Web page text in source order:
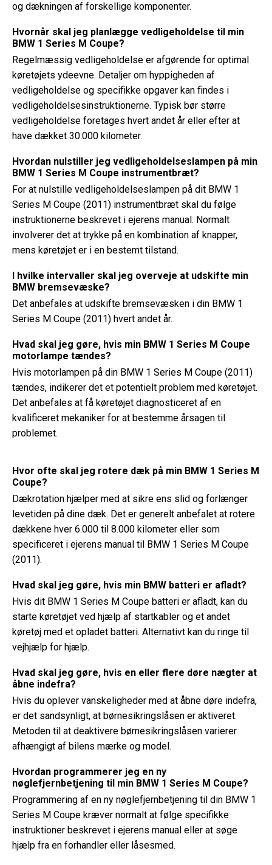
og dækningen af ​​forskellige komponenter.
Hvornår skal jeg planlægge vedligeholdelse til min
BMW 1 Series M Coupe?
Regelmæssig vedligeholdelse er afgørende for optimal
køretøjets ydeevne. Detaljer om hyppigheden af ​​
vedligeholdelse og specifikke opgaver kan findes i
vedligeholdelsesinstruktionerne. Typisk bør større
vedligeholdelse foretages hvert andet år eller efter at
have dækket 30.000 kilometer.
Hvordan nulstiller jeg vedligeholdelseslampen på min
BMW 1 Series M Coupe instrumentbræt?
For at nulstille vedligeholdelseslampen på dit BMW 1
Series M Coupe (2011) instrumentbræt skal du følge
instruktionerne beskrevet i ejerens manual. Normalt
involverer det at trykke på en kombination af knapper,
mens køretøjet er i en bestemt tilstand.
I hvilke intervaller skal jeg overveje at udskifte min
BMW bremsevæske?
Det anbefales at udskifte bremsevæsken i din BMW 1
Series M Coupe (2011) hvert andet år.
Hvad skal jeg gøre, hvis min BMW 1 Series M Coupe
motorlampe tændes?
Hvis motorlampen på din BMW 1 Series M Coupe (2011)
tændes, indikerer det et potentielt problem med køretøjet.
Det anbefales at få køretøjet diagnosticeret af en
kvalificeret mekaniker for at bestemme årsagen til
problemet.
Hvor ofte skal jeg rotere dæk på min BMW 1 Series M
Coupe?
Dækrotation hjælper med at sikre ens slid og forlænger
levetiden på dine dæk. Det er generelt anbefalet at rotere
dækkene hver 6.000 til 8.000 kilometer eller som
specificeret i ejerens manual til BMW 1 Series M Coupe
(2011).
Hvad skal jeg gøre, hvis min BMW batteri er afladt?
Hvis dit BMW 1 Series M Coupe batteri er afladt, kan du
starte køretøjet ved hjælp af startkabler og et andet
køretøj med et opladet batteri. Alternativt kan du ringe til
vejhjælp for hjælp.
Hvad skal jeg gøre, hvis en eller flere døre nægter at
åbne indefra?
Hvis du oplever vanskeligheder med at åbne døre indefra,
er det sandsynligt, at børnesikringslåsen er aktiveret.
Metoden til at deaktivere børnesikringslåsen varierer
afhængigt af bilens mærke og model.
Hvordan programmerer jeg en ny
nøglefjernbetjening til min BMW 1 Series M Coupe?
Programmering af en ny nøglefjernbetjening til din BMW 1
Series M Coupe kræver normalt at følge specifikke
instruktioner beskrevet i ejerens manual eller at søge
hjælp fra en forhandler eller låsesmed.